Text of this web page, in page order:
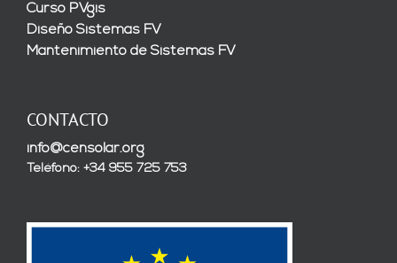
Curso PVgis
Diseño Sistemas FV
Mantenimiento de Sistemas FV
CONTACTO
info@censolar.org
Teléfono: +34 955 725 753